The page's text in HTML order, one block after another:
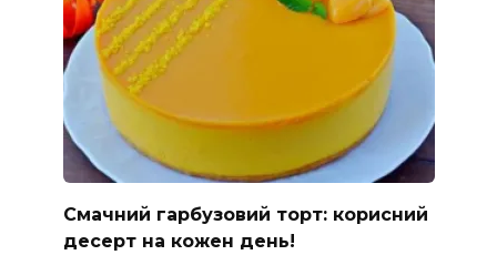
Смачний гарбузовий торт: корисний
десерт на кожен день!